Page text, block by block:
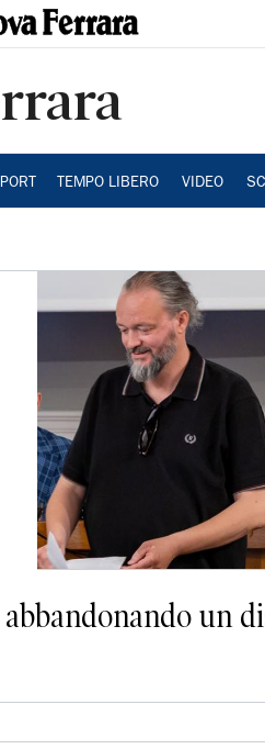
TEMPO LIBERO VIDEO
un